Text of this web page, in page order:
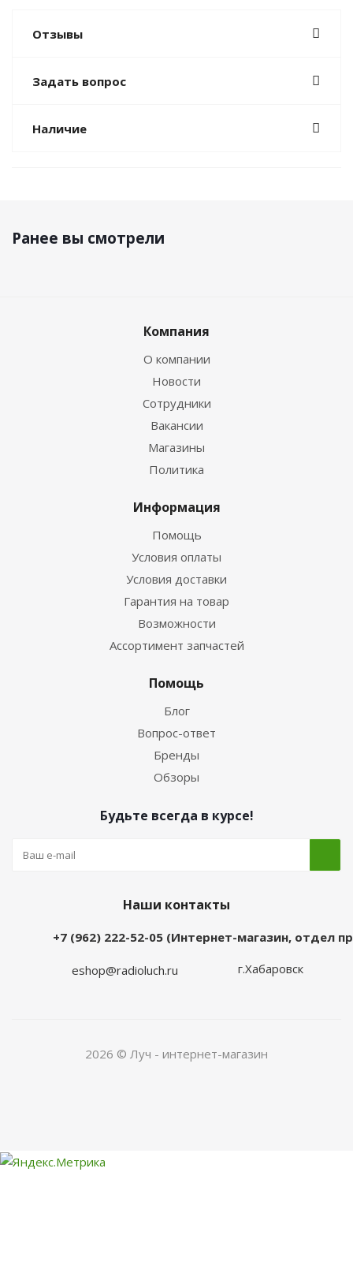
Отзывы
Задать вопрос
Наличие
Ранее вы смотрели
Компания
О компании
Новости
Сотрудники
Вакансии
Магазины
Политика
Информация
Помощь
Условия оплаты
Условия доставки
Гарантия на товар
Возможности
Ассортимент запчастей
Помощь
Блог
Вопрос-ответ
Бренды
Обзоры
Будьте всегда в курсе!
Наши контакты
+7 (962) 222-52-05 (Интернет-магазин, отдел
eshop@radioluch.ru г.Хабаровск
2026 © Луч - интернет-магазин